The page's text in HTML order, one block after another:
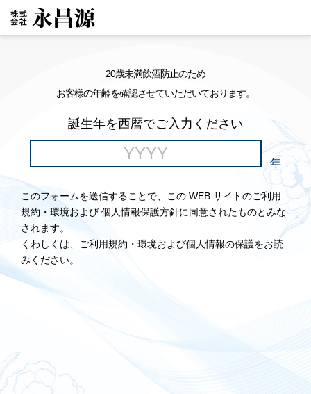
20歳未満飲酒防止のため
お客様の年齢を確認させていただいております。
誕生年を西暦でご入力ください
年
このフォームを送信することで、この WEB サイトのご利用
規約・環境および 個人情報保護方針に同意されたものとみな
されます。
くわしくは、ご利用規約・環境および個人情報の保護をお読
みください。